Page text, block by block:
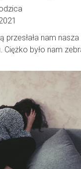
przesłała nam
było nam